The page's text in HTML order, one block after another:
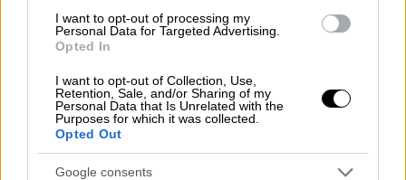
I want to opt-out of processing my
Personal Data for Targeted Advertising.
Opted In
I want to opt-out of Collection, Use,
Retention, Sale, and/or Sharing of my
Personal Data that Is Unrelated with the
Purposes for which it was collected.
Opted Out
Google consents
Τηλεόραση|19.04.2021 10:33
YFSF: Νικήτρια η «Αλέξια» από την
μεταμφιέσεις
Η Ματθίλδη Μαγγίρα ενσάρκωσε με
απόλυτη επιτυχία την «Αλέξια»
καταφέρνοντας να κλέψει τις εντυπώσεις